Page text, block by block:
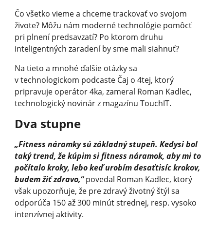
Čo všetko vieme a chceme trackovať vo svojom
živote? Môžu nám moderné technológie pomôcť
pri plnení predsavzatí? Po ktorom druhu
inteligentných zaradení by sme mali siahnuť?
Na tieto a mnohé ďalšie otázky sa
v technologickom podcaste Čaj o 4tej, ktorý
pripravuje operátor 4ka, zameral Roman Kadlec,
technologický novinár z magazínu TouchIT.
Dva stupne
„Fitness náramky sú základný stupeň. Kedysi bol
taký trend, že kúpim si fitness náramok, aby mi to
počítalo kroky, lebo keď urobím desaťtisíc krokov,
budem žiť zdravo,“povedal Roman Kadlec, ktorý
však upozorňuje, že pre zdravý životný štýl sa
odporúča 150 až 300 minút strednej, resp. vysoko
intenzívnej aktivity.